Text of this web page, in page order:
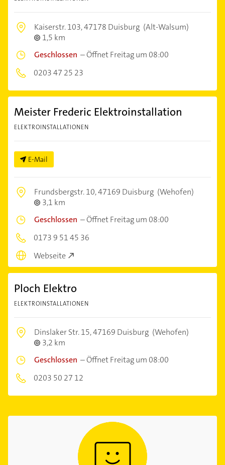
Kaiserstr. 103,47178 Duisburg (Alt-Walsum)
1,5 km
Geschlossen –Öffnet Freitag um 08:00
0203 47 25 23
Meister Frederic Elektroinstallation
ELEKTROINSTALLATIONEN
E-Mail
Frundsbergstr. 10,47169 Duisburg (Wehofen)
3,1 km
Geschlossen –Öffnet Freitag um 08:00
0173 9 51 45 36
Webseite
Ploch Elektro
ELEKTROINSTALLATIONEN
Dinslaker Str. 15,47169 Duisburg (Wehofen)
3,2 km
Geschlossen –Öffnet Freitag um 08:00
0203 50 27 12